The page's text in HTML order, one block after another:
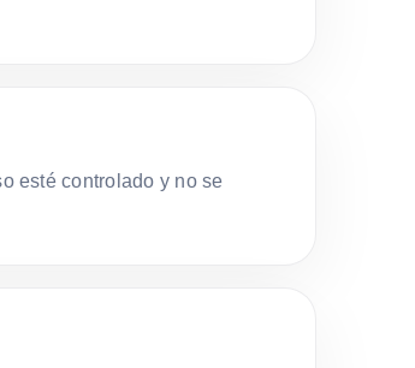
esté controlado y no se